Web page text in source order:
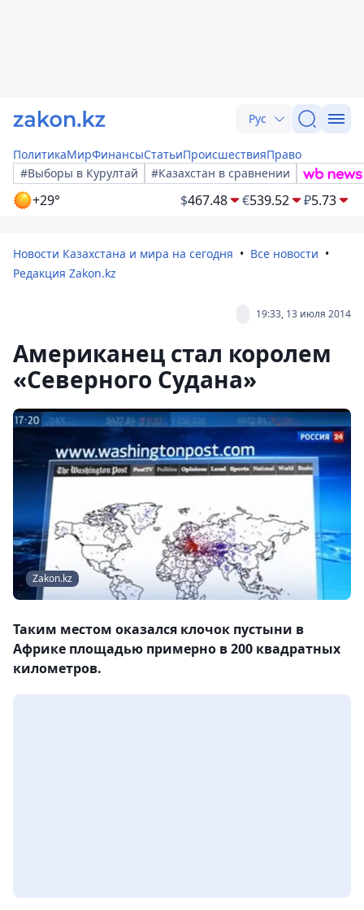
Рус
ПолитикаМирФинансыСтатьиПроисшествияПраво
#Выборы в Курултай
#Казахстан в сравнении
+29° $467.48 €539.52 ₽5.73
Новости Казахстана и мира на сегодня
Все новости
Редакция Zakon.kz
19:33, 13 июля 2014
Американец стал королем
«Северного Судана»
Zakon.kz
Таким местом оказался клочок пустыни в
Африке площадью примерно в 200 квадратных
километров.